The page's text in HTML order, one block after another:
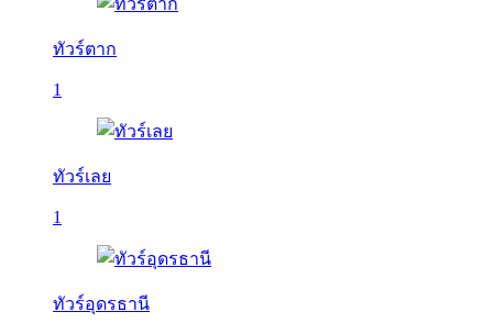
ทัวร์ตาก
1
ทัวร์เลย
1
ทัวร์อุดรธานี